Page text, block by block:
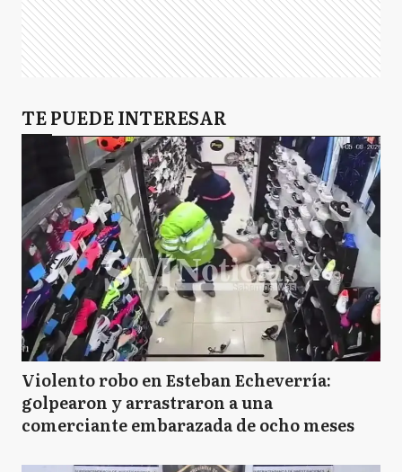
TE PUEDE INTERESAR
Violento robo en Esteban Echeverría:
golpearon y arrastraron a una
comerciante embarazada de ocho meses